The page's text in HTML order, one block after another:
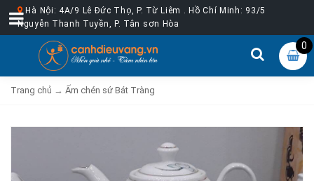
Hà Nội: 4A/9 Lê Đức Thọ, P. Từ Liêm . Hồ Chí Minh: 93/5
Nguyễn Thanh Tuyền, P. Tân sơn Hòa
0
Trang chủ → Ấm chén sứ Bát Tràng